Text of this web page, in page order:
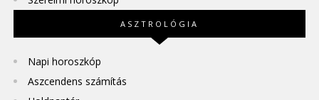
ASZTROLÓGIA
Napi horoszkóp
Aszcendens számítás